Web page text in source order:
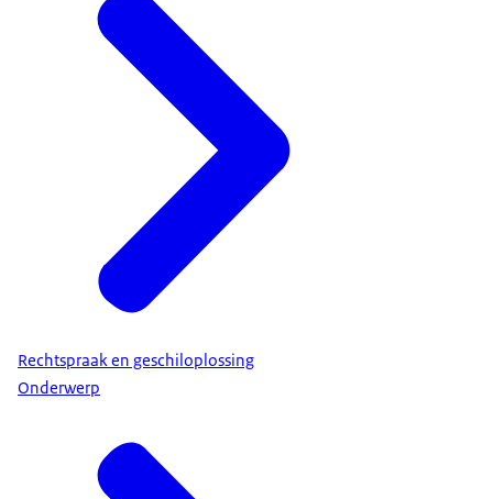
Rechtspraak en geschiloplossing
Onderwerp